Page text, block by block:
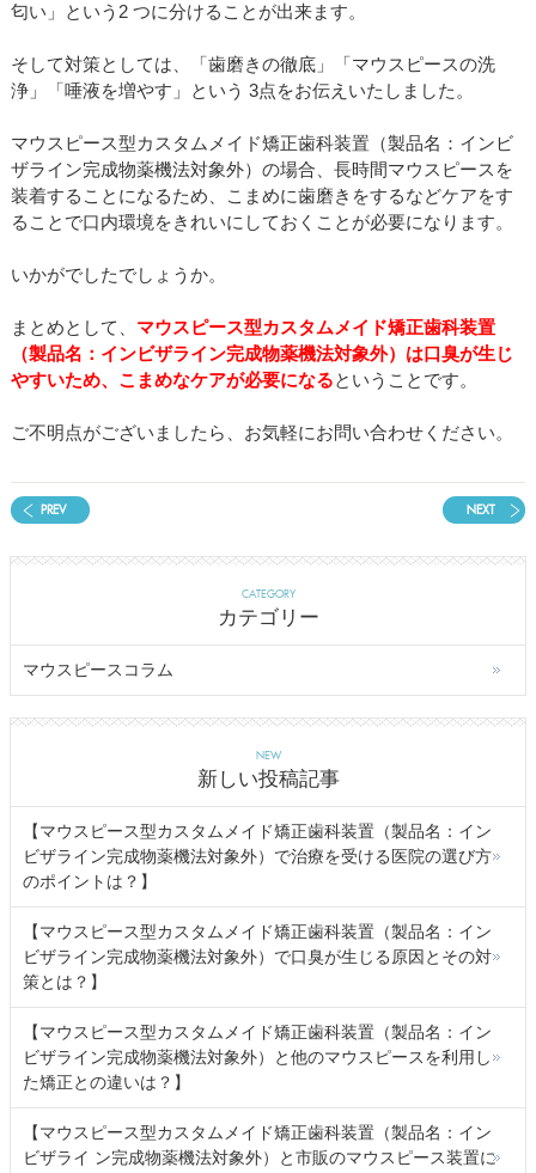
匂い」という2 つに分けることが出来ます。
そして対策としては、「歯磨きの徹底」「マウスピースの洗
浄」「唾液を増やす」という 3点をお伝えいたしました。
マウスピース型カスタムメイド矯正歯科装置（製品名：インビ
ザライン完成物薬機法対象外）の場合、長時間マウスピースを
装着することになるため、こまめに歯磨きをするなどケアをす
ることで口内環境をきれいにしておくことが必要になります。
いかがでしたでしょうか。
まとめとして、 マウスピース型カスタムメイド矯正歯科装置
（製品名：インビザライン完成物薬機法対象外）は口臭が生じ
やすいため、こまめなケアが必要になるということです。
ご不明点がございましたら、お気軽にお問い合わせください。
PREV NEXT
CATEGORY
カテゴリー
マウスピースコラム
NEW
新しい投稿記事
【マウスピース型カスタムメイド矯正歯科装置（製品名：イン
ビザライン完成物薬機法対象外）で治療を受ける医院の選び方
のポイントは？】
【マウスピース型カスタムメイド矯正歯科装置（製品名：イン
ビザライン完成物薬機法対象外）で口臭が生じる原因とその対
策とは？】
【マウスピース型カスタムメイド矯正歯科装置（製品名：イン
ビザライン完成物薬機法対象外）と他のマウスピースを利用し
た矯正との違いは？】
【マウスピース型カスタムメイド矯正歯科装置（製品名：イン
ビザライ ン完成物薬機法対象外）と市販のマウスピース装置に